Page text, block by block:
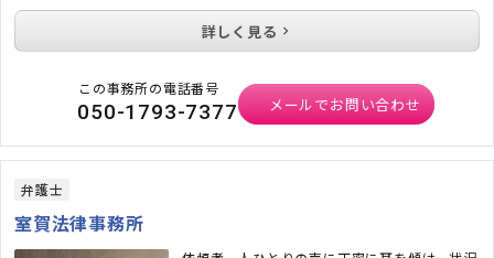
詳しく見る
この事務所の電話番号
050-1793-7377 メールでお問い合わせ
弁護士
室賀法律事務所